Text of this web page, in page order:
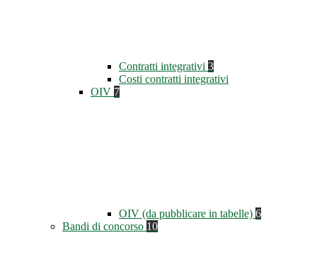
Contratti integrativi 3
Costi contratti integrativi
OIV 7
OIV (da pubblicare in tabelle) 6
Bandi di concorso 10